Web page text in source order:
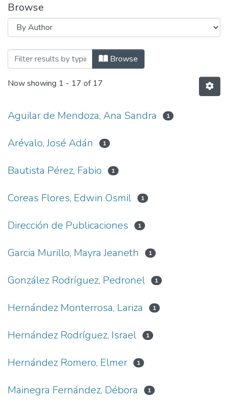
Browse
Browsing Revista Ciencia, Cultura y
Browse
Now showing 1 - 17 of 17
Aguilar de Mendoza, Ana Sandra 1
Arévalo, José Adán 1
Bautista Pérez, Fabio 1
Coreas Flores, Edwin Osmil 1
Dirección de Publicaciones 1
Garcia Murillo, Mayra Jeaneth 1
González Rodríguez, Pedronel 1
Hernández Monterrosa, Lariza 1
Hernández Rodríguez, Israel 1
Hernández Romero, Elmer 1
Mainegra Fernández, Débora 1